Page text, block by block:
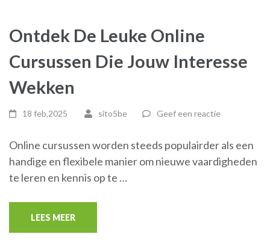
Ontdek De Leuke Online
Cursussen Die Jouw Interesse
Wekken
18 feb,2025 sito5be Geef een reactie
Online cursussen worden steeds populairder als een
handige en flexibele manier om nieuwe vaardigheden
te leren en kennis op te …
LEES MEER